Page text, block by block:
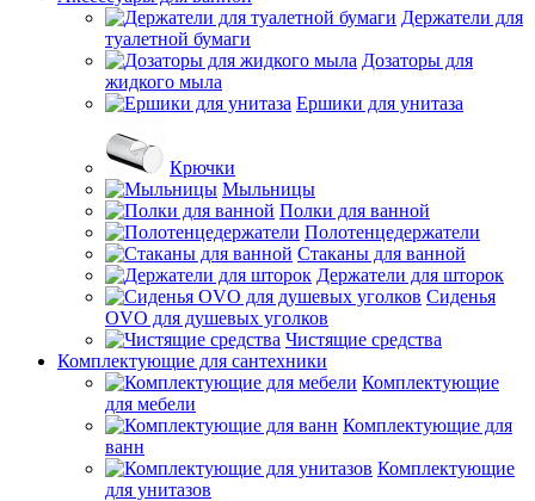
Держатели для
туалетной бумаги
Дозаторы для
жидкого мыла
Ершики для унитаза
Крючки
Мыльницы
Полки для ванной
Полотенцедержатели
Стаканы для ванной
Держатели для шторок
Сиденья
OVO для душевых уголков
Чистящие средства
Комплектующие для сантехники
Комплектующие
для мебели
Комплектующие для
ванн
Комплектующие
для унитазов